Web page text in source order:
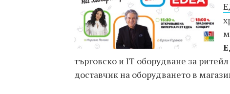
търговско и IT оборудване за
доставчик на оборудването в